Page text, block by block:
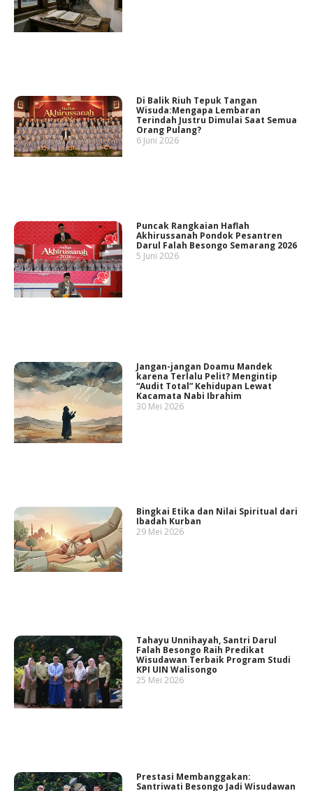
Di Balik Riuh Tepuk Tangan
Wisuda:Mengapa Lembaran
Terindah Justru Dimulai Saat Semua
Orang Pulang?
6 Juni 2026
Puncak Rangkaian Haflah
Akhirussanah Pondok Pesantren
Darul Falah Besongo Semarang 2026
5 Juni 2026
Jangan-jangan Doamu Mandek
karena Terlalu Pelit? Mengintip
“Audit Total” Kehidupan Lewat
Kacamata Nabi Ibrahim
30 Mei 2026
Bingkai Etika dan Nilai Spiritual dari
Ibadah Kurban
29 Mei 2026
Tahayu Unnihayah, Santri Darul
Falah Besongo Raih Predikat
Wisudawan Terbaik Program Studi
KPI UIN Walisongo
25 Mei 2026
Prestasi Membanggakan:
Santriwati Besongo Jadi Wisudawan